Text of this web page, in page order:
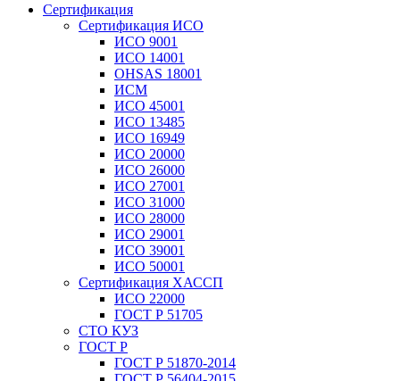
Сертификация
Сертификация ИСО
ИСО 9001
ИСО 14001
OHSAS 18001
ИСМ
ИСО 45001
ИСО 13485
ИСО 16949
ИСО 20000
ИСО 26000
ИСО 27001
ИСО 31000
ИСО 28000
ИСО 29001
ИСО 39001
ИСО 50001
Сертификация ХАССП
ИСО 22000
ГОСТ Р 51705
СТО КУЗ
ГОСТ Р
ГОСТ Р 51870-2014